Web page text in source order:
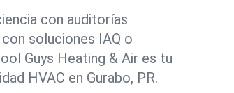
con auditorías
soluciones IAQ o
Guys Heating & Air es tu
HVAC en Gurabo, PR.